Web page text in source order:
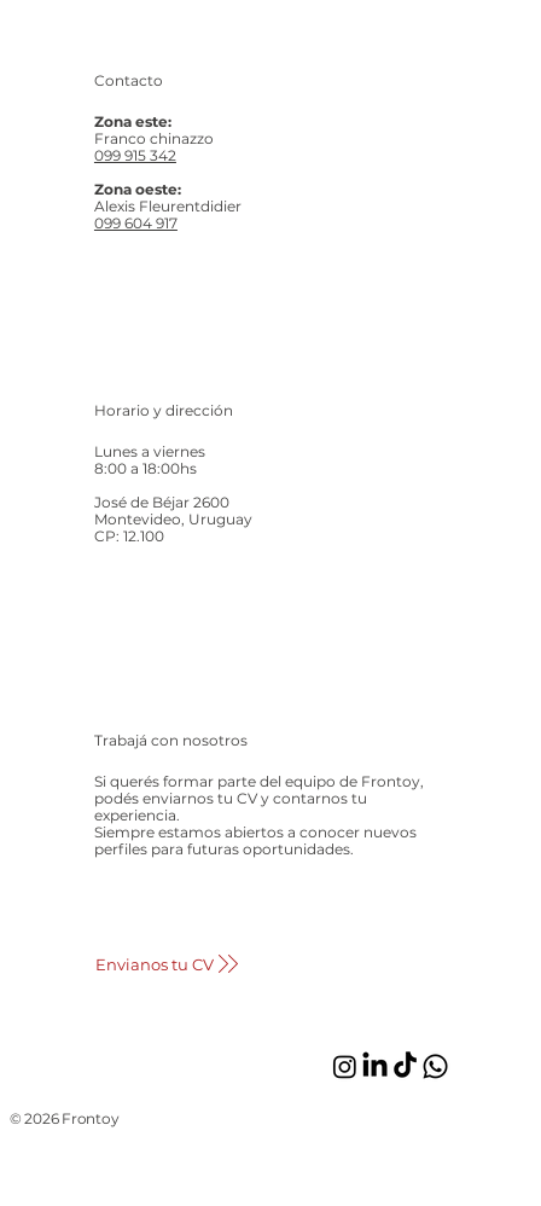
© 2026 Frontoy
Contacto
Zona este:
Franco chinazzo
099 915 342
Zona oeste:
Alexis Fleurentdidier
099 604 917
Horario y dirección
Lunes a viernes
8:00 a 18:00hs
José de Béjar 2600
Montevideo, Uruguay
CP: 12.100
Trabajá con nosotros
Si querés formar parte del equipo de Frontoy,
podés enviarnos tu CV y contarnos tu
experiencia.
Siempre estamos abiertos a conocer nuevos
perfiles para futuras oportunidades.
Envianos tu CV